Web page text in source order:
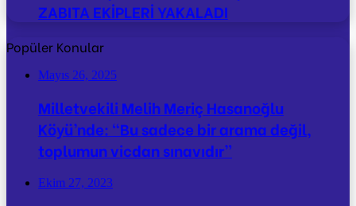
ZABITA EKİPLERİ YAKALADI
Popüler Konular
Mayıs 26, 2025
Milletvekili Melih Meriç Hasanoğlu
Köyü’nde: “Bu sadece bir arama değil,
toplumun vicdan sınavıdır”
Ekim 27, 2023